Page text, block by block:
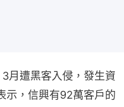
月遭黑客入侵，發生資
示，信興有92萬客戶的